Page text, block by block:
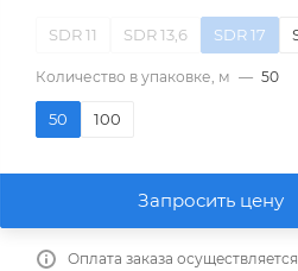
SDR 11 SDR 13,6 SDR 17
Количество в упаковке, м — 50
50 100
Запросить цену
Оплата заказа